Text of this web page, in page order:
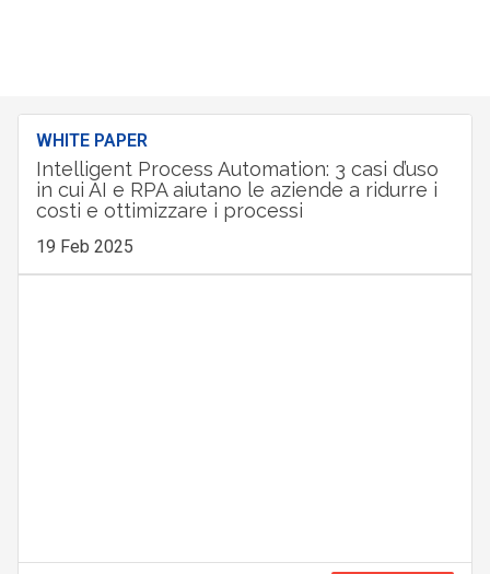
WHITE PAPER
Intelligent Process Automation: 3 casi d’uso
in cui AI e RPA aiutano le aziende a ridurre i
costi e ottimizzare i processi
19 Feb 2025